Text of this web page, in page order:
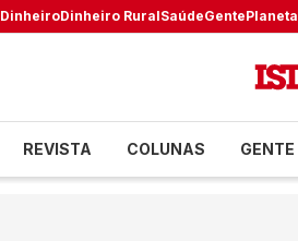
DinheiroDinheiro RuralSaúdeGentePlaneta
REVISTA COLUNAS GENTE